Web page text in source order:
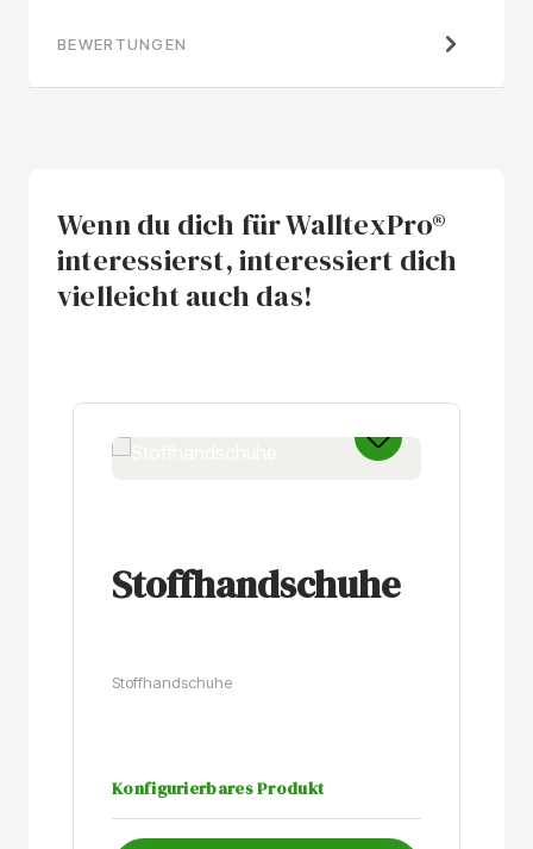
BEWERTUNGEN
Wenn du dich für WalltexPro®
interessierst, interessiert dich
vielleicht auch das!
Stoffhandschuhe
Stoffhandschuhe
Konfigurierbares Produkt